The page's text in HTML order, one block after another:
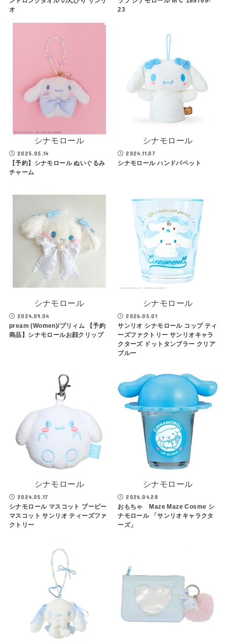
オ
23
シナモロール
2025.05.14
【予約】シナモロール ぬいぐるみ
チャーム
シナモロール
2024.11.07
シナモロール ハンドパペット
シナモロール
2024.09.04
pream (Women)/プリィム 【予約
商品】シナモロールお顔クリップ
シナモロール
2026.05.01
サンリオ シナモロール コップ ティ
ーズファクトリー サンリオキャラ
クターズ ドットタンブラー クリア
ブルー
シナモロール
2024.05.17
シナモロール マスコット プーピー
マスコット サンリオ ティーズファ
クトリー
シナモロール
2026.04.28
おもちゃ Maze Maze Cosme シ
ナモロール 「サンリオキャラクタ
ーズ」